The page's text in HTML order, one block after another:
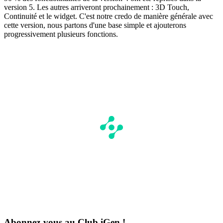
version 5. Les autres arriveront prochainement : 3D Touch,
Continuité et le widget. C'est notre credo de manière générale avec
cette version, nous partons d'une base simple et ajouterons
progressivement plusieurs fonctions.